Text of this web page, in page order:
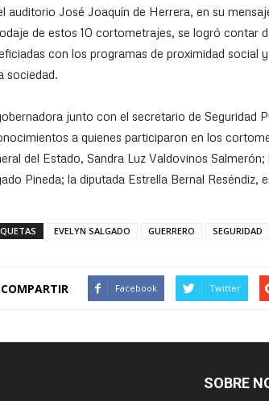
auditorio José Joaquín de Herrera, en su
de estos 10 cortometrajes, se logró contar
con los programas de proximidad social
sociedad.
junto con el secretario de Seguridad
a quienes participaron en los
del Estado, Sandra Luz Valdovinos
Pineda; la diputada Estrella Bernal
EVELYN SALGADO GUERRERO SEGURIDAD
COMPARTIR Facebook Twitter
SOBRE